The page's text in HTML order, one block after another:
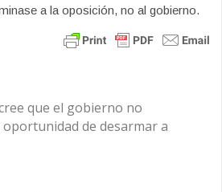
a la oposición, no al gobierno.
que el gobierno no
de desarmar a